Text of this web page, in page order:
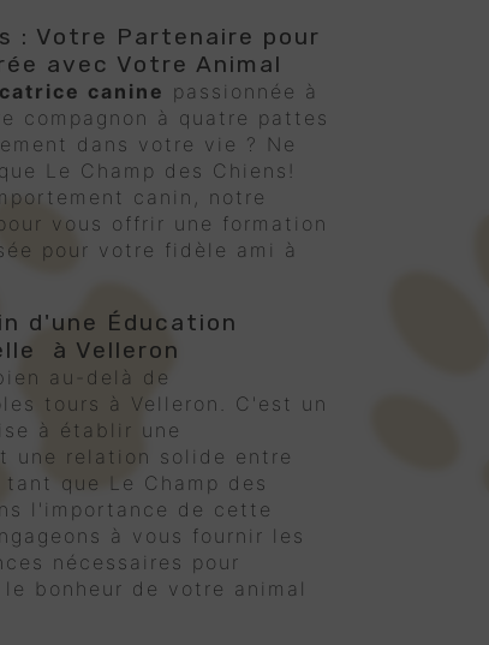
: Votre Partenaire pour
avec Votre Animal
canine passionnée à
compagnon à quatre pattes
dans votre vie ? Ne
Le Champ des Chiens!
canin, notre
vous offrir une formation
pour votre fidèle ami à
d'une Éducation
à Velleron
au-delà de
tours à Velleron. C'est un
à établir une
une relation solide entre
que Le Champ des
l'importance de cette
à vous fournir les
nécessaires pour
bonheur de votre animal